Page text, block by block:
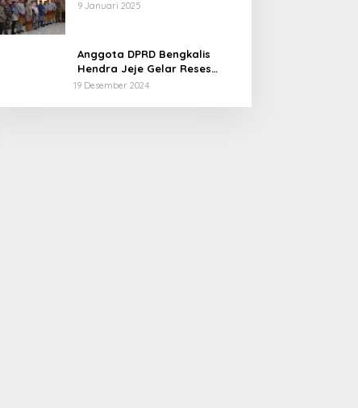
Pemenang Pilkada 2024
9 Januari 2025
Anggota DPRD Bengkalis
Hendra Jeje Gelar Reses
Perdana
19 Desember 2024